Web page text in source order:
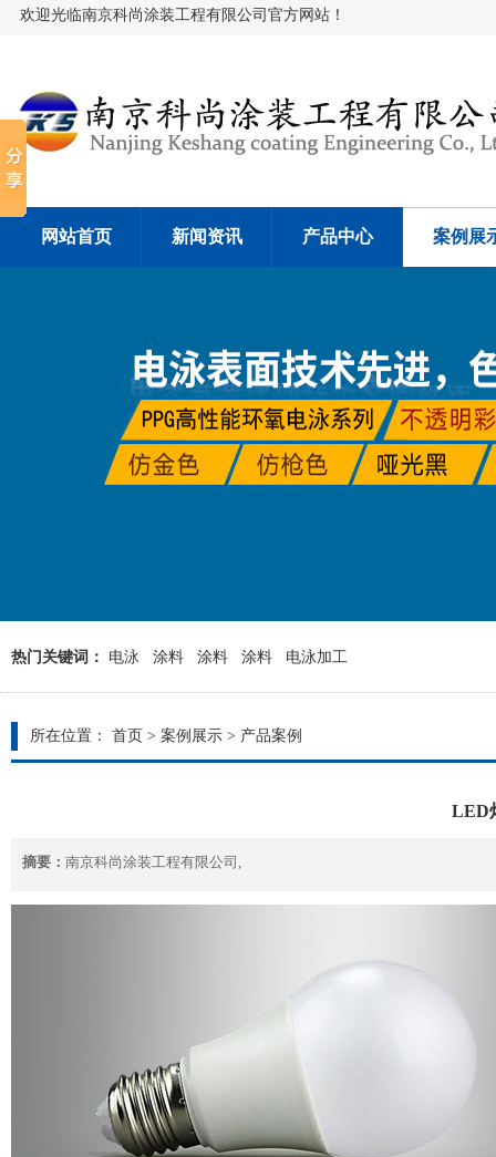
欢迎光临南京科尚涂装工程有限公司官方网站！
网站首页 新闻资讯 产品中心 案例展
热门关键词： 电泳 涂料 涂料 涂料 电泳加工
所在位置： 首页 > 案例展示 > 产品案例
LED
摘要： 南京科尚涂装工程有限公司,